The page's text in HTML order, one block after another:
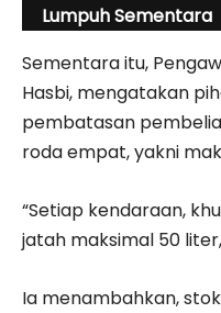
Lumpuh Sementara
Sementara itu,
Hasbi, mengatakan
pembatasan
roda empat, yakni
“Setiap kendaraan,
jatah maksimal 50
Ia menambahkan,